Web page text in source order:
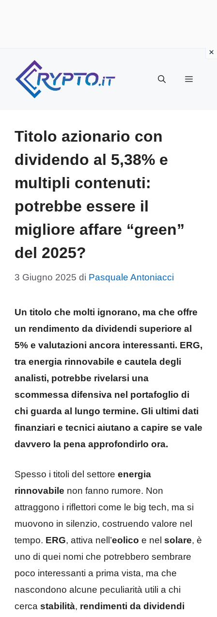
contenuto
Menu
Titolo azionario con
dividendo al 5,38% e
multipli contenuti:
potrebbe essere il
migliore affare “green”
del 2025?
3 Giugno 2025 di Pasquale Antoniacci
Un titolo che molti ignorano, ma che offre
un rendimento da dividendi superiore al
5% e valutazioni ancora interessanti. ERG,
tra energia rinnovabile e cautela degli
analisti, potrebbe rivelarsi una
scommessa difensiva nel portafoglio di
chi guarda al lungo termine. Gli ultimi dati
finanziari e tecnici aiutano a capire se vale
davvero la pena approfondirlo ora.
Spesso i titoli del settore energia
rinnovabile non fanno rumore. Non
attraggono i riflettori come le big tech, ma si
muovono in silenzio, costruendo valore nel
tempo. ERG, attiva nell’eolico e nel solare, è
uno di quei nomi che potrebbero sembrare
poco interessanti a prima vista, ma che
nascondono alcune peculiarità utili a chi
cerca stabilità, rendimenti da dividendi